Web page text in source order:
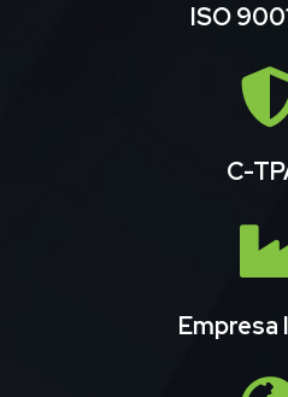
ISO
C-
Empresa